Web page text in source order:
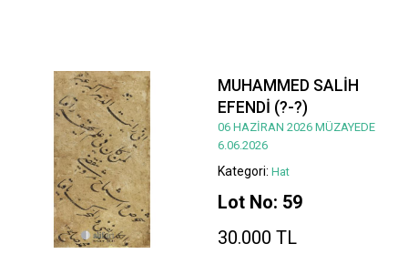
MUHAMMED SALİH
EFENDİ (?-?)
06 HAZİRAN 2026 MÜZAYEDE
6.06.2026
Kategori: Hat
Lot No: 59
30.000 TL